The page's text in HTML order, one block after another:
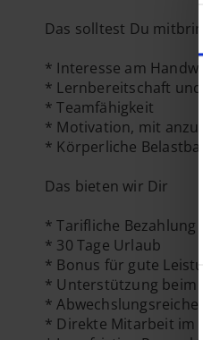
Das solltest Du
* Interesse am
* Lernbereitschaft
* Teamfähigkeit
* Motivation, mit
* Körperliche
Das bieten wir Dir
* Tarifliche Bezahlung
* 30 Tage Urlaub
* Bonus für gute
* Unterstützung beim
* Abwechslungsreiche
* Direkte Mitarbeit im